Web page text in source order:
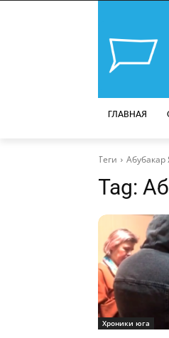
ГЛАВНАЯ
Теги Абубакар
Tag:
Хроники юга